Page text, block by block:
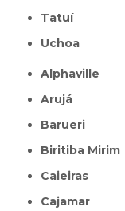
Tatuí
Uchoa
Alphaville
Arujá
Barueri
Biritiba Mirim
Caieiras
Cajamar